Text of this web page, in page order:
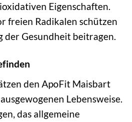
Eigenschaften.
freien Radikalen schützen
der Gesundheit beitragen.
den ApoFit Maisbart
Lebensweise.
das allgemeine